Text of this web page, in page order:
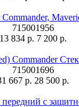
715001956
13 834 р. 7 200 р.
Commander
715001696
667 р. 28 500 р.
с